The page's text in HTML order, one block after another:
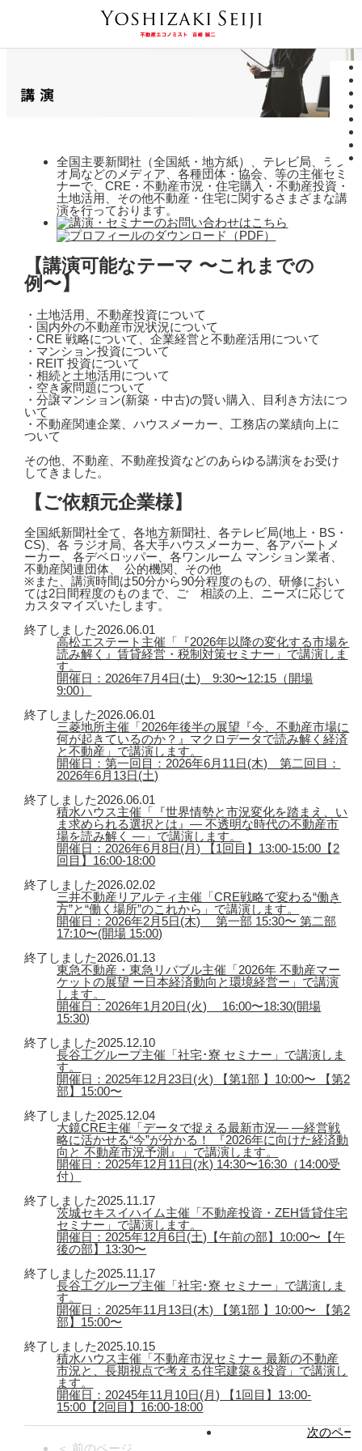
全国主要新聞社（全国紙・地方紙）、テレビ局、ラジ
オ局などのメディア、各種団体・協会、等の主催セミ
ナーで、CRE・不動産市況・住宅購入・不動産投資・
土地活用、その他不動産・住宅に関するさまざまな講
演を行っております。
【講演可能なテーマ 〜これまでの
例〜】
・土地活用、不動産投資について
・国内外の不動産市況状況について
・CRE 戦略について、企業経営と不動産活用について
・マンション投資について
・REIT 投資について
・相続と土地活用について
・空き家問題について
・分譲マンション(新築・中古)の賢い購入、目利き方法につ
いて
・不動産関連企業、ハウスメーカー、工務店の業績向上に
ついて
その他、不動産、不動産投資などのあらゆる講演をお受け
してきました。
【ご依頼元企業様】
全国紙新聞社全て、各地方新聞社、各テレビ局(地上・BS・
CS)、各 ラジオ局、各大手ハウスメーカー、各アパートメ
ーカー、各デベロッパー、各ワンルーム マンション業者、
不動産関連団体、 公的機関、その他
※また、講演時間は50分から90分程度のもの、研修におい
ては2日間程度のものまで、ご゙相談の上、ニーズに応じて
カスタマイズいたします。
終了しました2026.06.01
高松エステート主催「『2026年以降の変化する市場を
読み解く』賃貸経営・税制対策セミナー」で講演しま
す。
開催日：2026年7月4日(土) 9:30〜12:15（開場
9:00）
終了しました2026.06.01
三菱地所主催「2026年後半の展望『今、不動産市場に
何が起きているのか？』マクロデータで読み解く経済
と不動産」で講演します。
開催日：第一回目：2026年6月11日(木) 第二回目：
2026年6月13日(土)
終了しました2026.06.01
積水ハウス主催「『世界情勢と市況変化を踏まえ、い
ま求められる選択とは』― 不透明な時代の不動産市
場を読み解く ―」で講演します。
開催日：2026年6月8日(月) 【1回目】13:00-15:00【2
回目】16:00-18:00
終了しました2026.02.02
三井不動産リアルティ主催「CRE戦略で変わる“働き
方”と“働く場所”のこれから」で講演します。
開催日：2026年2月5日(木) 第一部 15:30〜 第二部
17:10〜(開場 15:00)
終了しました2026.01.13
東急不動産・東急リバブル主催「2026年 不動産マー
ケットの展望 ー日本経済動向と環境経営ー」で講演
します。
開催日：2026年1月20日(火) 16:00〜18:30(開場
15:30)
終了しました2025.12.10
長谷工グループ主催「社宅･寮 セミナー」で講演しま
す。
開催日：2025年12月23日(火) 【第1部 】10:00〜 【第2
部】15:00〜
終了しました2025.12.04
大鏡CRE主催「データで捉える最新市況― ―経営戦
略に活かせる“今”が分かる！ 『2026年に向けた経済動
向と 不動産市況予測』」で講演します。
開催日：2025年12月11日(水) 14:30〜16:30（14:00受
付）
終了しました2025.11.17
茨城セキスイハイム主催「不動産投資・ZEH賃貸住宅
セミナー」で講演します。
開催日：2025年12月6日(土)【午前の部】10:00〜【午
後の部】13:30〜
終了しました2025.11.17
長谷工グループ主催「社宅･寮 セミナー」で講演しま
す。
開催日：2025年11月13日(木) 【第1部 】10:00〜 【第2
部】15:00〜
終了しました2025.10.15
積水ハウス主催「不動産市況セミナー 最新の不動産
市況と、長期視点で考える住宅建築＆投資」で講演し
ます。
開催日：20245年11月10日(月) 【1回目】13:00-
15:00【2回目】16:00-18:00
次のペー